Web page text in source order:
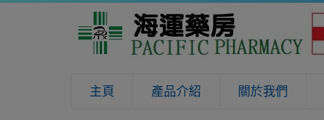
主頁 產品介紹 關於我們